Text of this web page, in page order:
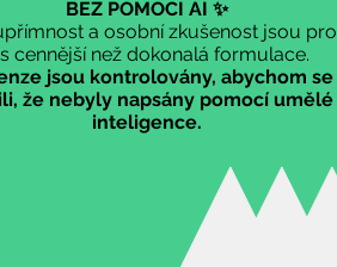
BEZ POMOCI AI ✨
a osobní zkušenost jsou pro
cennější než dokonalá formulace.
jsou kontrolovány, abychom se
že nebyly napsány pomocí umělé
inteligence.